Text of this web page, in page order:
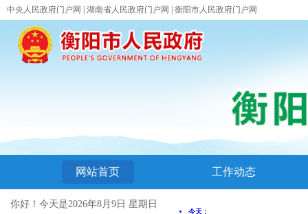
中央人民政府门户网 湖南省人民政府门户网 衡阳市人民政府门户网
网站首页 工作动态
你好！今天是2026年8月9日 星期日